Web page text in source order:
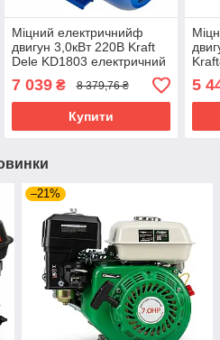
Міцний електричнийф
двигун 3,0кВт 220В Kraft
Dele KD1803 електричний
мотор
7 039₴ 8 379,76 ₴
Купити
5
–21%